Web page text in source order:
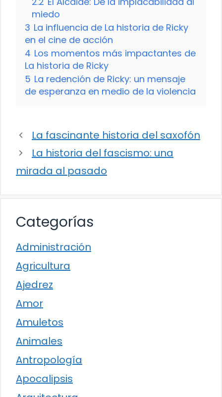
miedo
3 La influencia de La historia de Ricky
en el cine de acción
4 Los momentos más impactantes de
La historia de Ricky
5 La redención de Ricky: un mensaje
de esperanza en medio de la violencia
La fascinante historia del saxofón
La historia del fascismo: una
mirada al pasado
Categorías
Administración
Agricultura
Ajedrez
Amor
Amuletos
Animales
Antropología
Apocalipsis